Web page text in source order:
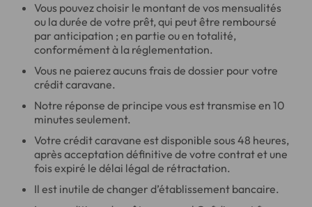
Vous pouvez choisir le montant de vos mensualités
ou la durée de votre prêt, qui peut être remboursé
par anticipation ; en partie ou en totalité,
conformément à la réglementation.
Vous ne paierez aucuns frais de dossier pour votre
crédit caravane.
Notre réponse de principe vous est transmise en 10
minutes seulement.
Votre crédit caravane est disponible sous 48 heures,
après acceptation définitive de votre contrat et une
fois expiré le délai légal de rétractation.
Il est inutile de changer d’établissement bancaire.